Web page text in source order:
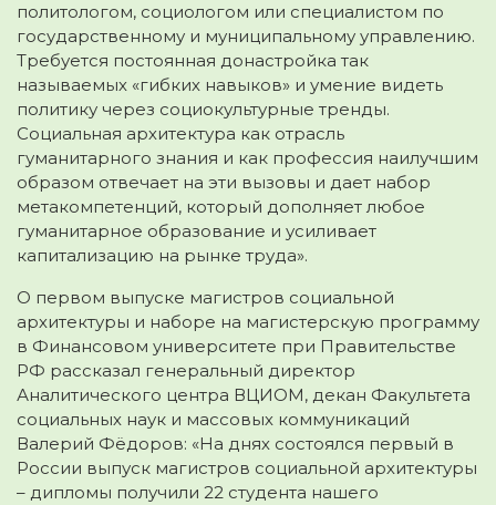
политологом, социологом или специалистом по
государственному и муниципальному управлению.
Требуется постоянная донастройка так
называемых «гибких навыков» и умение видеть
политику через социокультурные тренды.
Социальная архитектура как отрасль
гуманитарного знания и как профессия наилучшим
образом отвечает на эти вызовы и дает набор
метакомпетенций, который дополняет любое
гуманитарное образование и усиливает
капитализацию на рынке труда».
О первом выпуске магистров социальной
архитектуры и наборе на магистерскую программу
в Финансовом университете при Правительстве
РФ рассказал генеральный директор
Аналитического центра ВЦИОМ, декан Факультета
социальных наук и массовых коммуникаций
Валерий Фёдоров: «На днях состоялся первый в
России выпуск магистров социальной архитектуры
– дипломы получили 22 студента нашего